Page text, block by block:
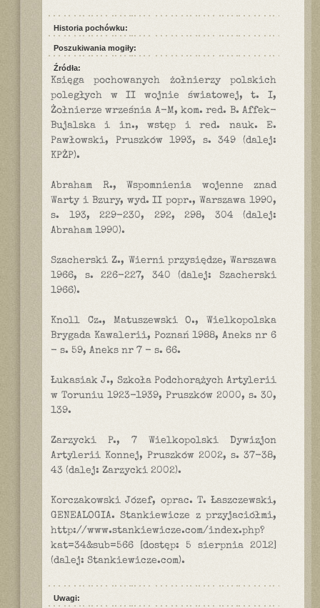
Historia pochówku:
Poszukiwania mogiły:
Źródła:
Księga pochowanych żołnierzy polskich
poległych w II wojnie światowej, t. I,
Żołnierze września A-M, kom. red. B. Affek-
Bujalska i in., wstęp i red. nauk. E.
Pawłowski, Pruszków 1993, s. 349 (dalej:
KPŻP).
Abraham R., Wspomnienia wojenne znad
Warty i Bzury, wyd. II popr., Warszawa 1990,
s. 193, 229-230, 292, 298, 304 (dalej:
Abraham 1990).
Szacherski Z., Wierni przysiędze, Warszawa
1966, s. 226-227, 340 (dalej: Szacherski
1966).
Knoll Cz., Matuszewski O., Wielkopolska
Brygada Kawalerii, Poznań 1988, Aneks nr 6
- s. 59, Aneks nr 7 - s. 66.
Łukasiak J., Szkoła Podchorążych Artylerii
w Toruniu 1923-1939, Pruszków 2000, s. 30,
139.
Zarzycki P., 7 Wielkopolski Dywizjon
Artylerii Konnej, Pruszków 2002, s. 37-38,
43 (dalej: Zarzycki 2002).
Korczakowski Józef, oprac. T. Łaszczewski,
GENEALOGIA. Stankiewicze z przyjaciółmi,
http://www.stankiewicze.com/index.php?
kat=34&sub=566 [dostęp: 5 sierpnia 2012]
(dalej: Stankiewicze.com).
Uwagi: